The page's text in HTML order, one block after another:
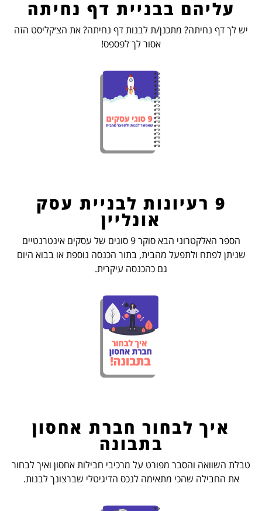
עליהם בבניית דף נחיתה
יש לך דף נחיתה? מתכנן/ת לבנות דף נחיתה? את הצ׳קליסט הזה
אסור לך לפספס!
9 רעיונות לבניית עסק
אונליין
הספר האלקטרוני הבא סוקר 9 סוגים של עסקים אינטרנטיים
שניתן לפתח ולתפעל מהבית, בתור הכנסה נוספת או בבוא היום
גם כהכנסה עיקרית.
איך לבחור חברת אחסון
בתבונה
טבלת השוואה והסבר מפורט על מרכיבי חבילות אחסון ואיך לבחור
את החבילה שהכי מתאימה לנכס הדיגיטלי שברצונך לבנות.